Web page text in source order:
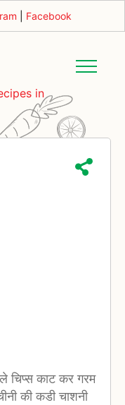
Facebook
in
चिप्स काट कर गरम
की कडी चाशनी